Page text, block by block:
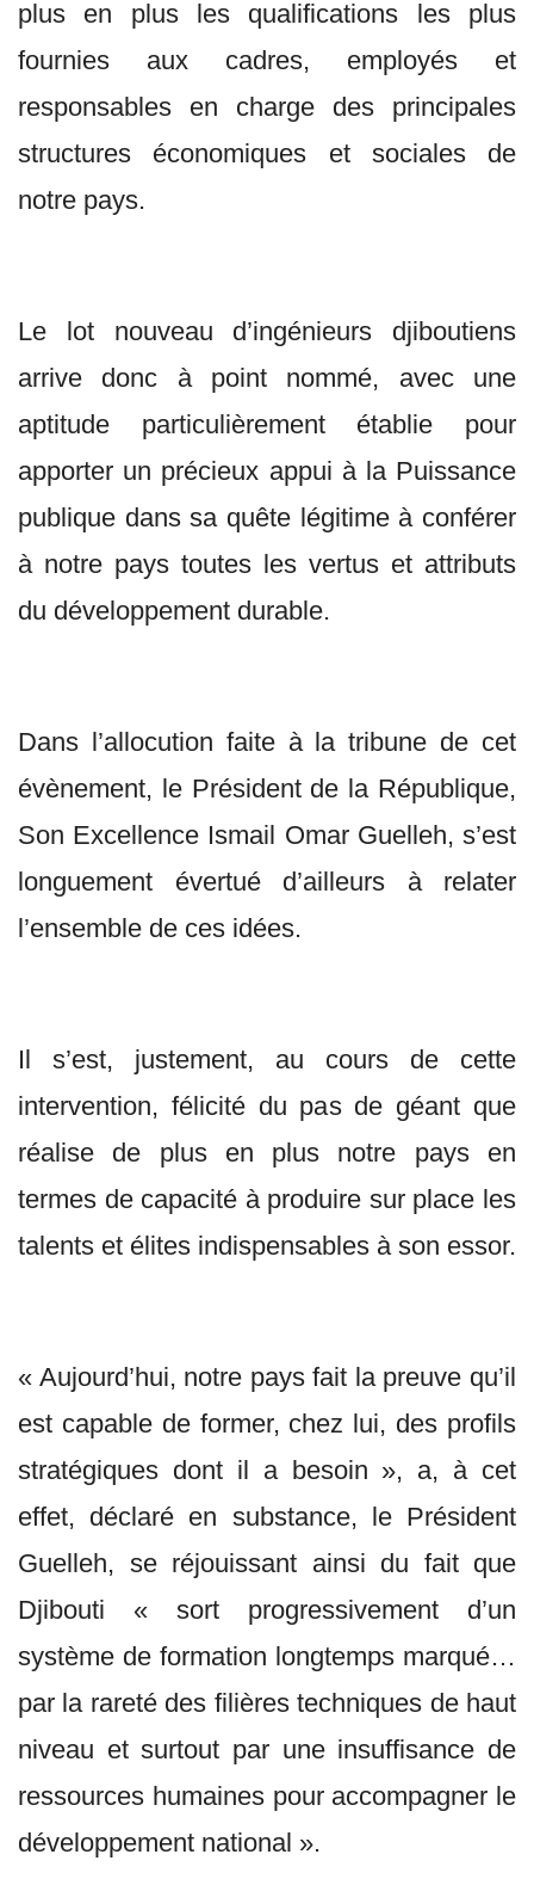
plus en plus les qualifications les plus
fournies aux cadres, employés et
responsables en charge des principales
structures économiques et sociales de
notre pays.
Le lot nouveau d’ingénieurs djiboutiens
arrive donc à point nommé, avec une
aptitude particulièrement établie pour
apporter un précieux appui à la Puissance
publique dans sa quête légitime à conférer
à notre pays toutes les vertus et attributs
du développement durable.
Dans l’allocution faite à la tribune de cet
évènement, le Président de la République,
Son Excellence Ismail Omar Guelleh, s’est
longuement évertué d’ailleurs à relater
l’ensemble de ces idées.
Il s’est, justement, au cours de cette
intervention, félicité du pas de géant que
réalise de plus en plus notre pays en
termes de capacité à produire sur place les
talents et élites indispensables à son essor.
« Aujourd’hui, notre pays fait la preuve qu’il
est capable de former, chez lui, des profils
stratégiques dont il a besoin », a, à cet
effet, déclaré en substance, le Président
Guelleh, se réjouissant ainsi du fait que
Djibouti « sort progressivement d’un
système de formation longtemps marqué…
par la rareté des filières techniques de haut
niveau et surtout par une insuffisance de
ressources humaines pour accompagner le
développement national ».